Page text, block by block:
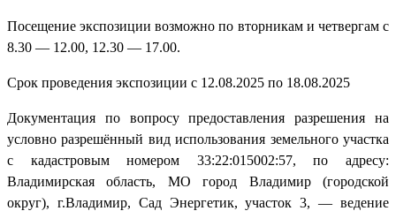
Посещение экспозиции возможно по вторникам и четвергам с
8.30 — 12.00, 12.30 — 17.00.
Срок проведения экспозиции с 12.08.2025 по 18.08.2025
Документация по вопросу предоставления разрешения на
условно разрешённый вид использования земельного участка
с кадастровым номером 33:22:015002:57, по адресу:
Владимирская область, МО город Владимир (городской
округ), г.Владимир, Сад Энергетик, участок 3, — ведение